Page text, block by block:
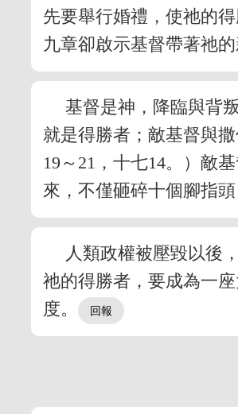
先要舉行婚禮，使祂的
九章卻啟示基督帶著祂的
基督是神，降臨與背
就是得勝者；敵基督與
19～21，十七14。）敵
來，不僅砸碎十個腳指
人類政權被壓毀以後
祂的得勝者，要成為一
度。